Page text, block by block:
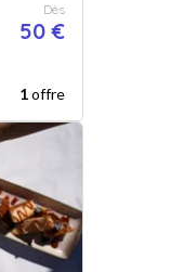
Dès
50 €
1offre